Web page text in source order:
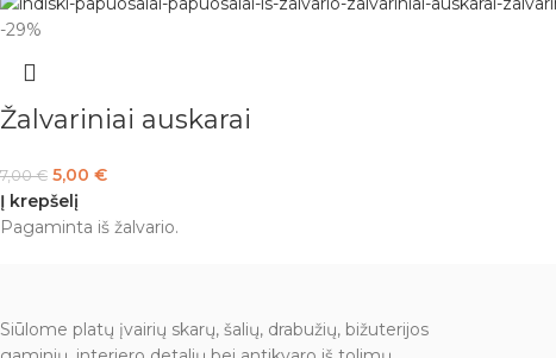
-29%
Žalvariniai auskarai
7,00€ 5,00 €
Į krepšelį
Pagaminta iš žalvario.
Siūlome platų įvairių skarų, šalių, drabužių, bižuterijos